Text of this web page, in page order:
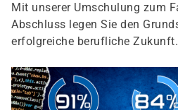
Mit unserer Umschulung zum
Abschluss legen Sie den
erfolgreiche berufliche Zukunft.